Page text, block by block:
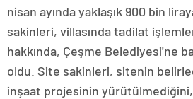
nisan ayında yaklaşık 900 bin
sakinleri, villasında tadilat
hakkında, Çeşme Belediyesi'ne
oldu. Site sakinleri, sitenin
inşaat projesinin